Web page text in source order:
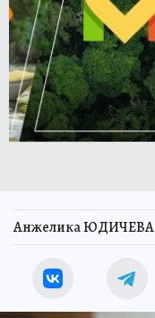
Анжелика ЮДИЧЕВА